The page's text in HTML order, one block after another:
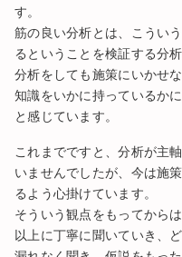
す。
筋の良い分析とは、こうい
るということを検証する分
分析をしても施策にいかせ
知識をいかに持っているか
と感じています。
これまでですと、分析が主
いませんでしたが、今は施
るよう心掛けています。
そういう観点をもってから
以上に丁寧に聞いていき、